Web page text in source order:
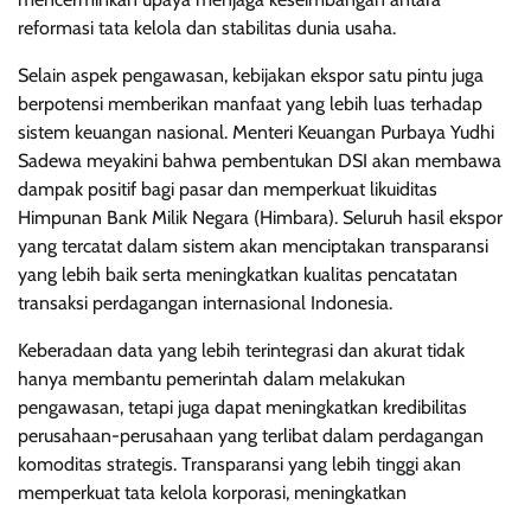
reformasi tata kelola dan stabilitas dunia usaha.
Selain aspek pengawasan, kebijakan ekspor satu pintu juga
berpotensi memberikan manfaat yang lebih luas terhadap
sistem keuangan nasional. Menteri Keuangan Purbaya Yudhi
Sadewa meyakini bahwa pembentukan DSI akan membawa
dampak positif bagi pasar dan memperkuat likuiditas
Himpunan Bank Milik Negara (Himbara). Seluruh hasil ekspor
yang tercatat dalam sistem akan menciptakan transparansi
yang lebih baik serta meningkatkan kualitas pencatatan
transaksi perdagangan internasional Indonesia.
Keberadaan data yang lebih terintegrasi dan akurat tidak
hanya membantu pemerintah dalam melakukan
pengawasan, tetapi juga dapat meningkatkan kredibilitas
perusahaan-perusahaan yang terlibat dalam perdagangan
komoditas strategis. Transparansi yang lebih tinggi akan
memperkuat tata kelola korporasi, meningkatkan